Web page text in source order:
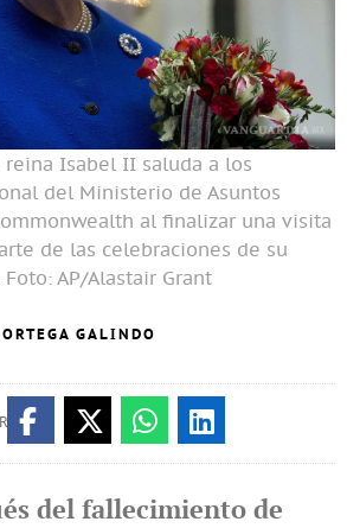
Isabel II saluda a los
del Ministerio de Asuntos
al finalizar una visita
de las celebraciones de su
Foto: AP/Alastair Grant
GALINDO
del fallecimiento de